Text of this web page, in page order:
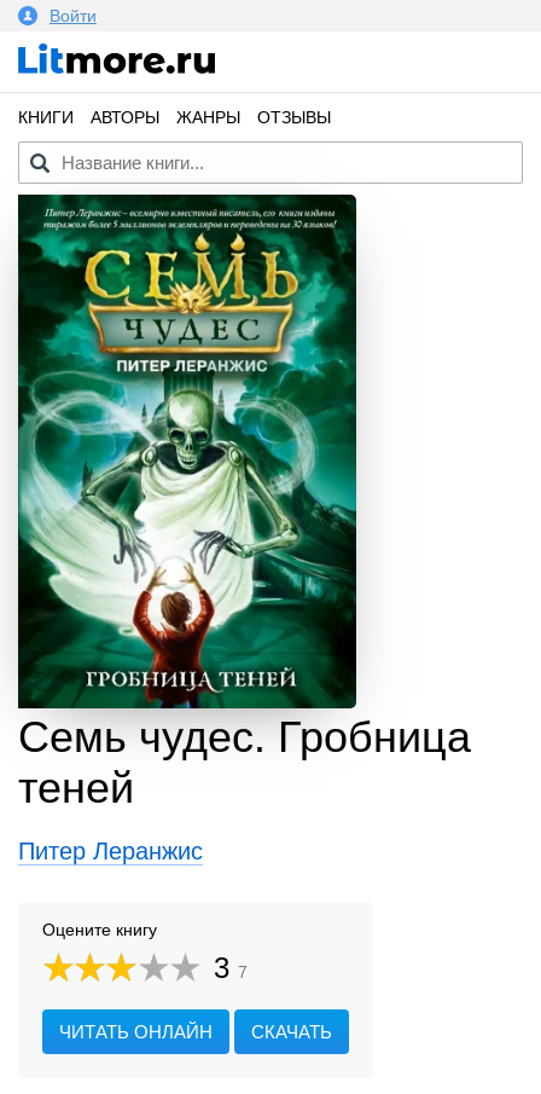
Войти
КНИГИ АВТОРЫ ЖАНРЫ ОТЗЫВЫ
Семь чудес. Гробница
теней
Питер Леранжис
Оцените книгу
3 7
ЧИТАТЬ ОНЛАЙН СКАЧАТЬ